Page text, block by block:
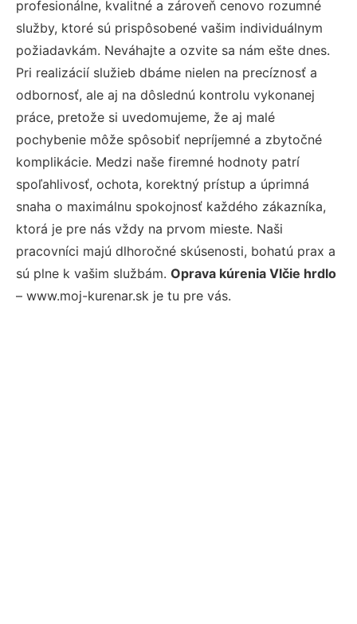
profesionálne, kvalitné a zároveň cenovo rozumné
služby, ktoré sú prispôsobené vašim individuálnym
požiadavkám. Neváhajte a ozvite sa nám ešte dnes.
Pri realizácií služieb dbáme nielen na precíznosť a
odbornosť, ale aj na dôslednú kontrolu vykonanej
práce, pretože si uvedomujeme, že aj malé
pochybenie môže spôsobiť nepríjemné a zbytočné
komplikácie. Medzi naše firemné hodnoty patrí
spoľahlivosť, ochota, korektný prístup a úprimná
snaha o maximálnu spokojnosť každého zákazníka,
ktorá je pre nás vždy na prvom mieste. Naši
pracovníci majú dlhoročné skúsenosti, bohatú prax a
sú plne k vašim službám. Oprava kúrenia Vlčie hrdlo
– www.moj-kurenar.sk je tu pre vás.